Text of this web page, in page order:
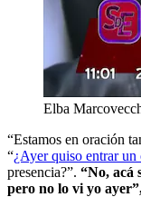
Elba
“Estamos en oración
“¿Ayer quiso entrar un
presencia?”. “No, acá
pero no lo vi yo